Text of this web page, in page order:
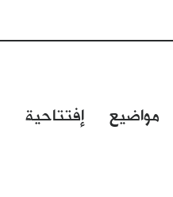
مواضيع إفتتاحية